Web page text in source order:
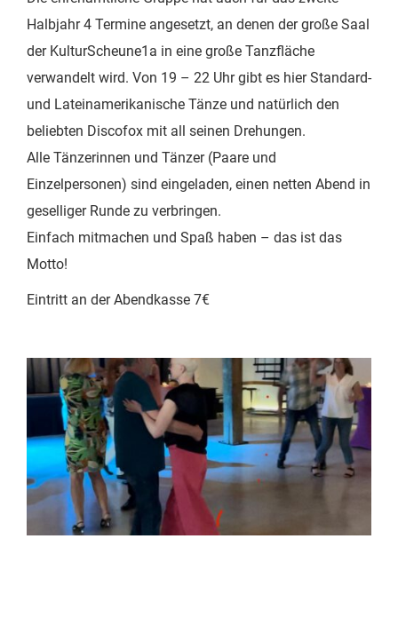
Halbjahr 4 Termine angesetzt, an denen der große Saal
der KulturScheune1a in eine große Tanzfläche
verwandelt wird. Von 19 – 22 Uhr gibt es hier Standard-
und Lateinamerikanische Tänze und natürlich den
beliebten Discofox mit all seinen Drehungen.
Alle Tänzerinnen und Tänzer (Paare und
Einzelpersonen) sind eingeladen, einen netten Abend in
geselliger Runde zu verbringen.
Einfach mitmachen und Spaß haben – das ist das
Motto!
Eintritt an der Abendkasse 7€